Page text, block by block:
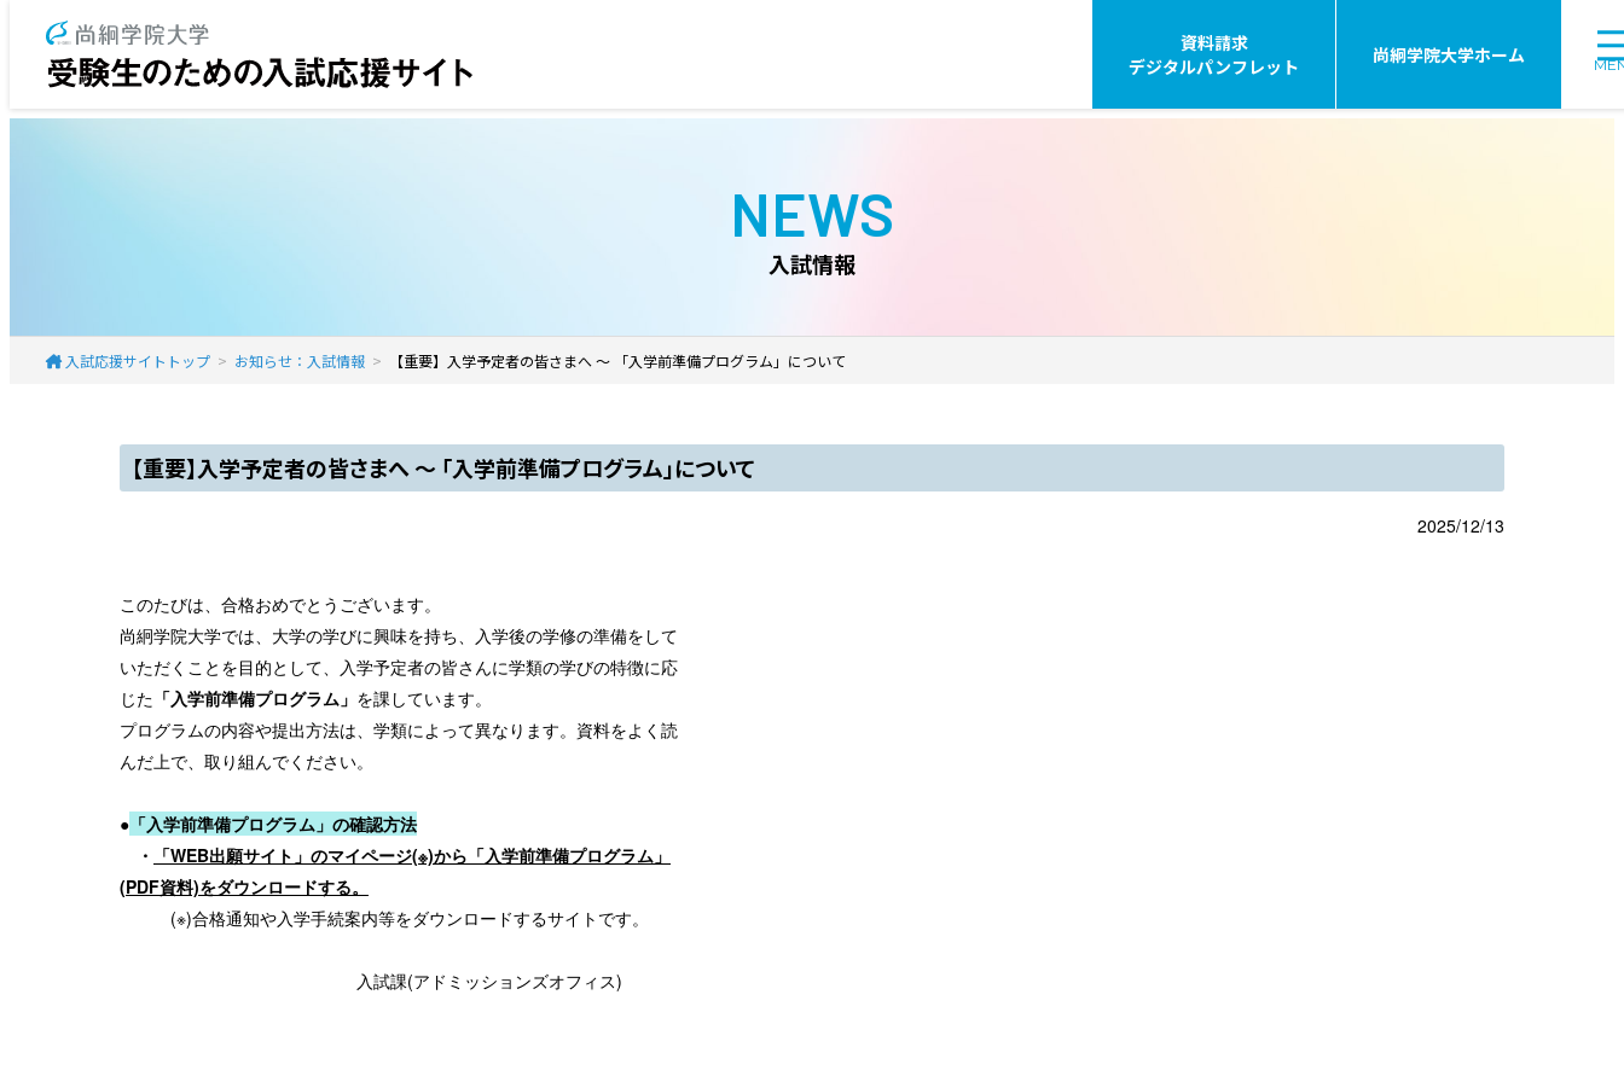
資料請求
デジタルパンフレット
尚絅学院大学ホーム
NEWS
入試情報
入試応援サイトトップ お知らせ：入試情報 【重要】入学予定者の皆さまへ ～ 「入学前準備プログラム」について
【重要】入学予定者の皆さまへ ～ 「入学前準備プログラム」について
2025/12/13
このたびは、合格おめでとうございます。
尚絅学院大学では、大学の学びに興味を持ち、入学後の学修の準備をして
いただくことを目的として、入学予定者の皆さんに学類の学びの特徴に応
じた 「入学前準備プログラム」 を課しています。
プログラムの内容や提出方法は、学類によって異なります。資料をよく読
んだ上で、取り組んでください。
● 「入学前準備プログラム」の確認方法
・
「WEB出願サイト」のマイページ(※)から「入学前準備プログラム」
(PDF資料)をダウンロードする。
(※)合格通知や入学手続案内等をダウンロードするサイトです。
入試課(アドミッションズオフィス)